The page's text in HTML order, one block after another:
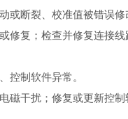
断裂、校准值被错误修
复；检查并修复连接线
制软件异常。
干扰；修复或更新控制